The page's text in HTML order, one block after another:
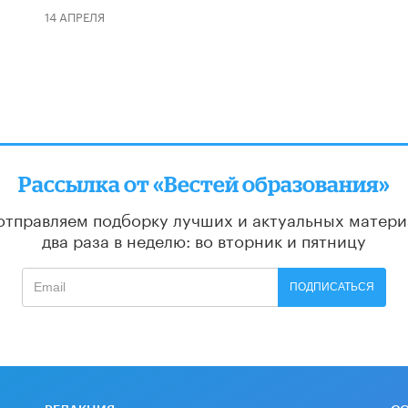
14 АПРЕЛЯ
Рассылка от «Вестей образования»
подборку лучших и актуальных
два раза в неделю: во вторник и пятницу
ПОДПИСАТЬСЯ